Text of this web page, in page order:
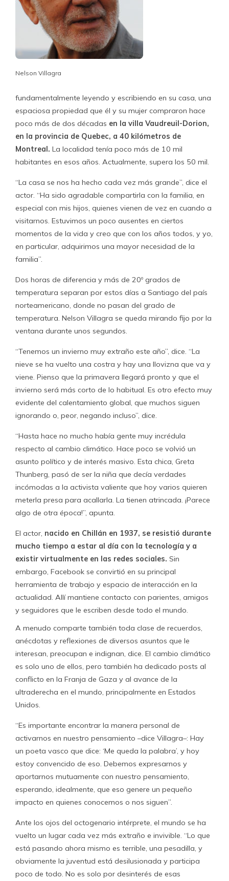
Nelson Villagra
fundamentalmente leyendo y escribiendo en su casa, una
espaciosa propiedad que él y su mujer compraron hace
poco más de dos décadas en la villa Vaudreuil-Dorion,
en la provincia de Quebec, a 40 kilómetros de
Montreal. La localidad tenía poco más de 10 mil
habitantes en esos años. Actualmente, supera los 50 mil.
“La casa se nos ha hecho cada vez más grande”, dice el
actor. “Ha sido agradable compartirla con la familia, en
especial con mis hijos, quienes vienen de vez en cuando a
visitarnos. Estuvimos un poco ausentes en ciertos
momentos de la vida y creo que con los años todos, y yo,
en particular, adquirimos una mayor necesidad de la
familia”.
Dos horas de diferencia y más de 20º grados de
temperatura separan por estos días a Santiago del país
norteamericano, donde no pasan del grado de
temperatura. Nelson Villagra se queda mirando fijo por la
ventana durante unos segundos.
“Tenemos un invierno muy extraño este año”, dice. “La
nieve se ha vuelto una costra y hay una llovizna que va y
viene. Pienso que la primavera llegará pronto y que el
invierno será más corto de lo habitual. Es otro efecto muy
evidente del calentamiento global, que muchos siguen
ignorando o, peor, negando incluso”, dice.
“Hasta hace no mucho había gente muy incrédula
respecto al cambio climático. Hace poco se volvió un
asunto político y de interés masivo. Esta chica, Greta
Thunberg, pasó de ser la niña que decía verdades
incómodas a la activista valiente que hoy varios quieren
meterla presa para acallarla. La tienen atrincada. ¡Parece
algo de otra época!”, apunta.
El actor, nacido en Chillán en 1937, se resistió durante
mucho tiempo a estar al día con la tecnología y a
existir virtualmente en las redes sociales. Sin
embargo, Facebook se convirtió en su principal
herramienta de trabajo y espacio de interacción en la
actualidad. Allí mantiene contacto con parientes, amigos
y seguidores que le escriben desde todo el mundo.
A menudo comparte también toda clase de recuerdos,
anécdotas y reflexiones de diversos asuntos que le
interesan, preocupan e indignan, dice. El cambio climático
es solo uno de ellos, pero también ha dedicado posts al
conflicto en la Franja de Gaza y al avance de la
ultraderecha en el mundo, principalmente en Estados
Unidos.
“Es importante encontrar la manera personal de
activarnos en nuestro pensamiento –dice Villagra–: Hay
un poeta vasco que dice: ‘Me queda la palabra’, y hoy
estoy convencido de eso. Debemos expresarnos y
aportarnos mutuamente con nuestro pensamiento,
esperando, idealmente, que eso genere un pequeño
impacto en quienes conocemos o nos siguen”.
Ante los ojos del octogenario intérprete, el mundo se ha
vuelto un lugar cada vez más extraño e invivible. “Lo que
está pasando ahora mismo es terrible, una pesadilla, y
obviamente la juventud está desilusionada y participa
poco de todo. No es solo por desinterés de esas